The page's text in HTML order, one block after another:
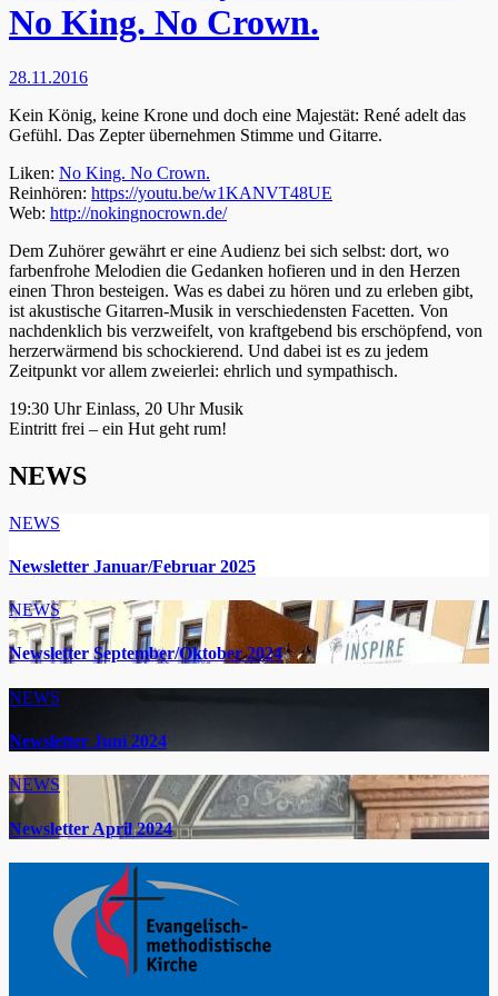
No King. No Crown.
28.11.2016
Kein König, keine Krone und doch eine Majestät: René adelt das
Gefühl. Das Zepter übernehmen Stimme und Gitarre.
Liken: No King. No Crown.
Reinhören: https://youtu.be/w1KANVT48UE
Web: http://nokingnocrown.de/
Dem Zuhörer gewährt er eine Audienz bei sich selbst: dort, wo
farbenfrohe Melodien die Gedanken hofieren und in den Herzen
einen Thron besteigen. Was es dabei zu hören und zu erleben gibt,
ist akustische Gitarren-Musik in verschiedensten Facetten. Von
nachdenklich bis verzweifelt, von kraftgebend bis erschöpfend, von
herzerwärmend bis schockierend. Und dabei ist es zu jedem
Zeitpunkt vor allem zweierlei: ehrlich und sympathisch.
19:30 Uhr Einlass, 20 Uhr Musik
Eintritt frei – ein Hut geht rum!
NEWS
NEWS
Newsletter Januar/Februar 2025
NEWS
Newsletter September/Oktober 2024
NEWS
Newsletter Juni 2024
NEWS
Newsletter April 2024